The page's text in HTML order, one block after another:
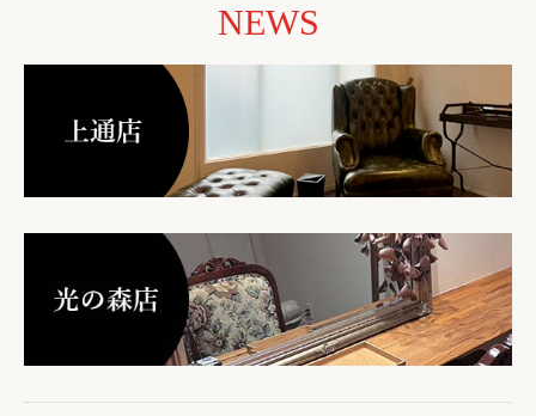
NEWS